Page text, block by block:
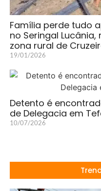
Família perde tudo
no Seringal
zona rural de
19/01/2026
Detento é
de Delegacia em
10/07/2026